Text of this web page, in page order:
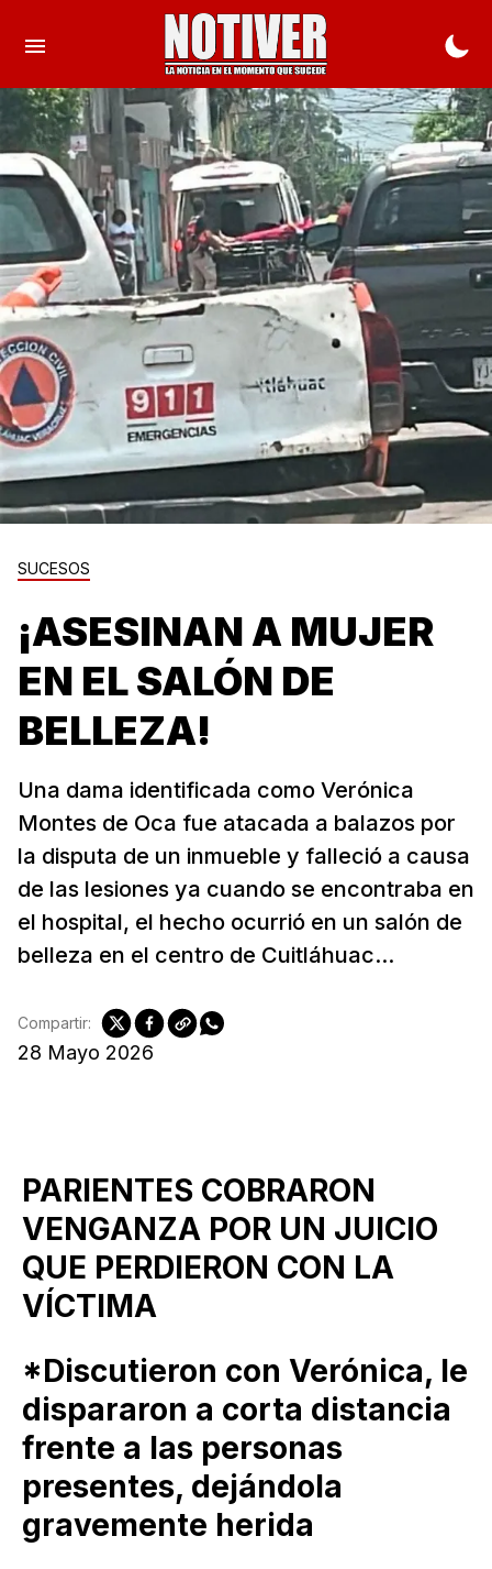
SUCESOS
¡ASESINAN A MUJER
EN EL SALÓN DE
BELLEZA!
Una dama identificada como Verónica
Montes de Oca fue atacada a balazos por
la disputa de un inmueble y falleció a causa
de las lesiones ya cuando se encontraba en
el hospital, el hecho ocurrió en un salón de
belleza en el centro de Cuitláhuac...
28 Mayo 2026
Compartir:
PARIENTES COBRARON
VENGANZA POR UN JUICIO
QUE PERDIERON CON LA
VÍCTIMA
*Discutieron con Verónica, le
dispararon a corta distancia
frente a las personas
presentes, dejándola
gravemente herida